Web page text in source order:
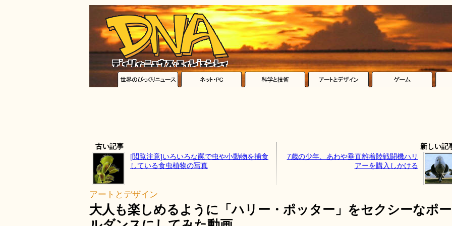
古い記事
[閲覧注意]いろいろな罠で虫や小動物を捕食
している食虫植物の写真
新しい記
7歳の少年、あわや垂直離着陸戦闘機ハリ
アーを購入しかける
アートとデザイン
大人も楽しめるように「ハリー・ポッター」をセクシーなポー